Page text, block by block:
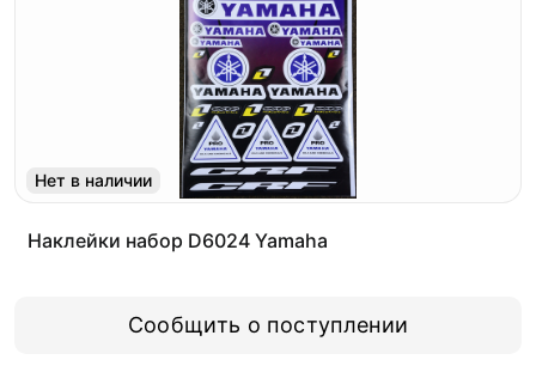
Нет в наличии
Наклейки набор D6024 Yamaha
Сообщить о поступлении